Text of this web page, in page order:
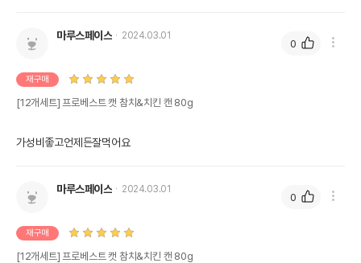
마루스페이스 2024.03.01
재구매
[12개세트] 프로베스트 캣 참치&치킨 캔 80g
가성비좋고언제든잘먹어요
0
마루스페이스 2024.03.01
재구매
[12개세트] 프로베스트 캣 참치&치킨 캔 80g
0